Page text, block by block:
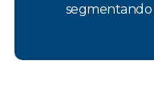
segmentando